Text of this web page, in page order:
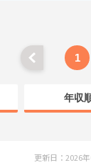
1
年収
更新日：2026